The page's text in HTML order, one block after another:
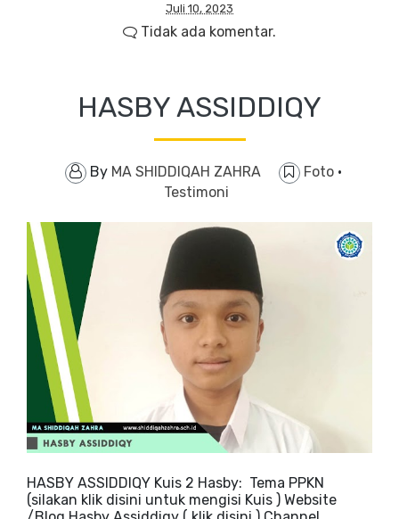
Juli 10, 2023
Tidak ada komentar.
HASBY ASSIDDIQY
By MA SHIDDIQAH ZAHRA Foto ·
Testimoni
HASBY ASSIDDIQY Kuis 2 Hasby: Tema PPKN
(silakan klik disini untuk mengisi Kuis ) Website